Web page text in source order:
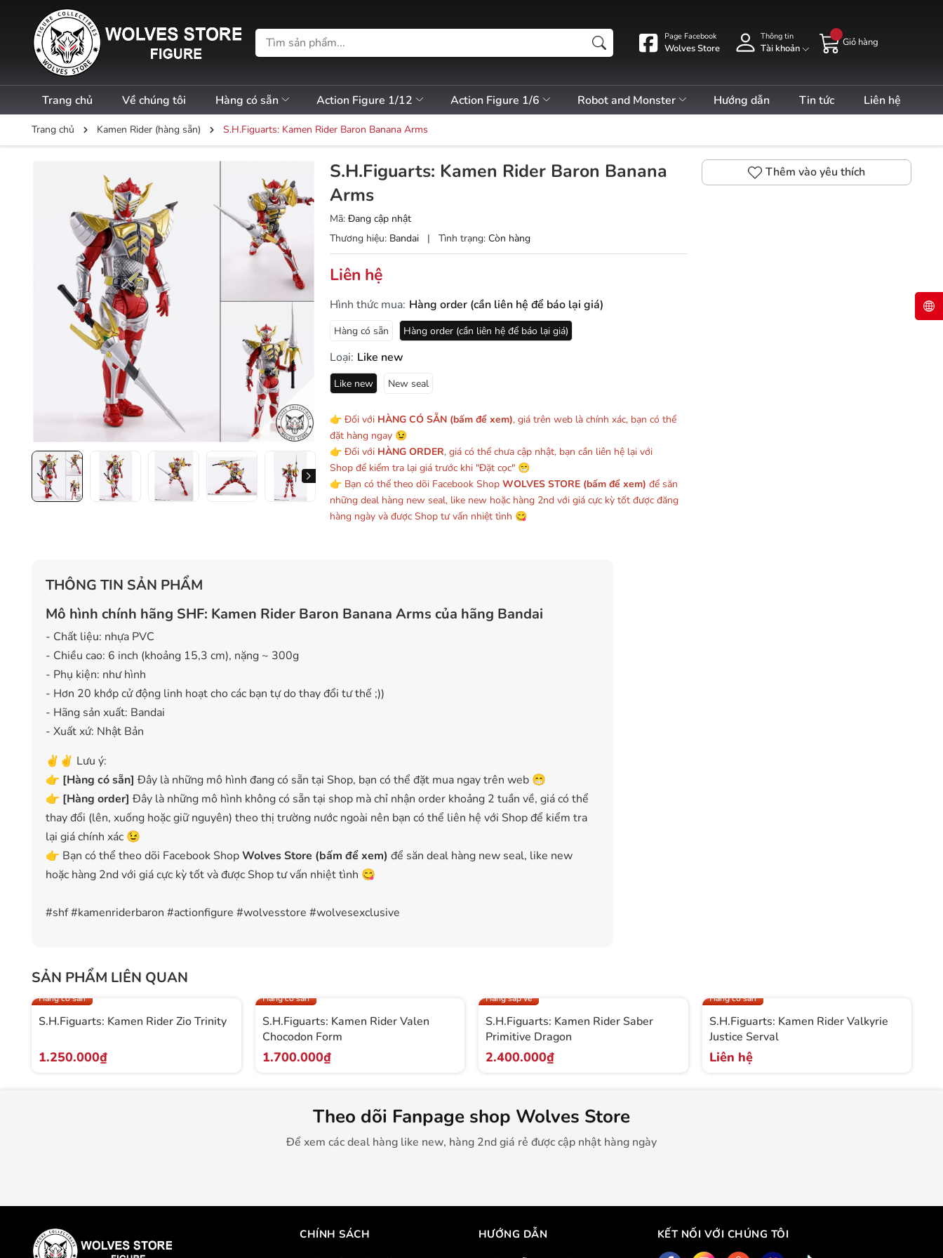
Page Facebook
Wolves Store
Thông tin
Tài khoản
Giỏ hàng
Trang chủ Về chúng tôi Hàng có sẵn Action Figure 1/12 Action Figure 1/6 Robot and Monster Hướng dẫn Tin tức Liên hệ
Trang chủ Kamen Rider (hàng sẵn) S.H.Figuarts: Kamen Rider Baron Banana Arms
S.H.Figuarts: Kamen Rider Baron Banana
Arms
Mã: Đang cập nhật
Thương hiệu: Bandai | Tình trạng: Còn hàng
Liên hệ
Hình thức mua: Hàng order (cần liên hệ để báo lại giá)
Hàng có sẵn Hàng order (cần liên hệ để báo lại giá)
Loại: Like new
Like new New seal
👉 Đối với HÀNG CÓ SẴN (bấm để xem), giá trên web là chính xác, bạn có thể
đặt hàng ngay 😉
👉 Đối với HÀNG ORDER, giá có thể chưa cập nhật, bạn cần liên hệ lại với
Shop để kiểm tra lại giá trước khi "Đặt cọc" 😁
👉 Bạn có thể theo dõi Facebook Shop WOLVES STORE (bấm để xem) để săn
những deal hàng new seal, like new hoặc hàng 2nd với giá cực kỳ tốt được đăng
hàng ngày và được Shop tư vấn nhiệt tình 😋
Thêm vào yêu thích
THÔNG TIN SẢN PHẨM
Mô hình chính hãng SHF: Kamen Rider Baron Banana Arms của hãng Bandai
- Chất liệu: nhựa PVC
- Chiều cao: 6 inch (khoảng 15,3 cm), nặng ~ 300g
- Phụ kiện: như hình
- Hơn 20 khớp cử động linh hoạt cho các bạn tự do thay đổi tư thế ;))
- Hãng sản xuất: Bandai
- Xuất xứ: Nhật Bản
✌️✌️ Lưu ý:
👉 [Hàng có sẵn] Đây là những mô hình đang có sẵn tại Shop, bạn có thể đặt mua ngay trên web 😁
👉 [Hàng order] Đây là những mô hình không có sẵn tại shop mà chỉ nhận order khoảng 2 tuần về, giá có thể
thay đổi (lên, xuống hoặc giữ nguyên) theo thị trường nước ngoài nên bạn có thể liên hệ với Shop để kiểm tra
lại giá chính xác 😉
👉 Bạn có thể theo dõi Facebook ShopWolves Store (bấm để xem) để săn deal hàng new seal, like new
hoặc hàng 2nd với giá cực kỳ tốt và được Shop tư vấn nhiệt tình 😋
#shf #kamenriderbaron #actionfigure #wolvesstore #wolvesexclusive
SẢN PHẨM LIÊN QUAN
Like new
Hàng có sẵn
S.H.Figuarts: Kamen Rider Zio Trinity
1.250.000₫
Hàng có sẵn
S.H.Figuarts: Kamen Rider Valen
Chocodon Form
1.700.000₫
Hàng sắp về
S.H.Figuarts: Kamen Rider Saber
Primitive Dragon
2.400.000₫
Hàng có sẵn
S.H.Figuarts: Kamen Rider Valkyrie
Justice Serval
Liên hệ
Theo dõi Fanpage shop Wolves Store
Để xem các deal hàng like new, hàng 2nd giá rẻ được cập nhật hàng ngày
CHÍNH SÁCH HƯỚNG DẪN KẾT NỐI VỚI CHÚNG TÔI